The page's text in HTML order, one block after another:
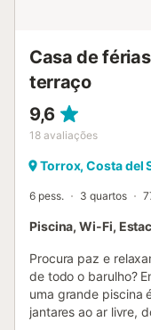
Casa de
terraço
9,6
18 avaliações
Torrox, Costa del
6 pess. 3 quartos
Piscina, Wi-Fi,
Procura paz e
de todo o barulho?
uma grande piscina
jantares ao ar livre,